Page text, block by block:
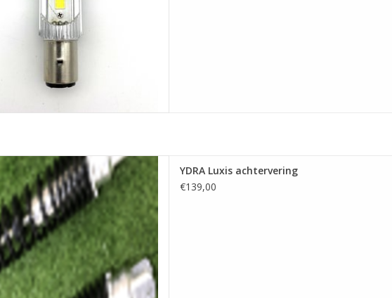
YDRA Luxis achtervering
TOEVOEGEN AAN WINKELWAGEN
YDRA Luxis achtervering
€139,00